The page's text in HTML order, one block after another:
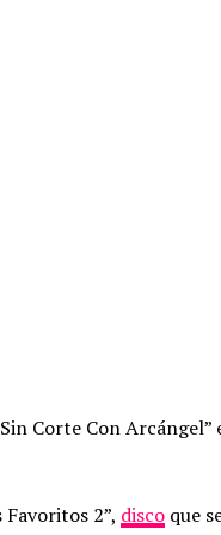
Corte Con
2”, disco que